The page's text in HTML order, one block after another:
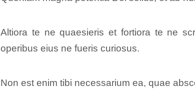
Altiora te ne quaesieris et fortiora te ne
operibus eius ne fueris curiosus.
Non est enim tibi necessarium ea, quae